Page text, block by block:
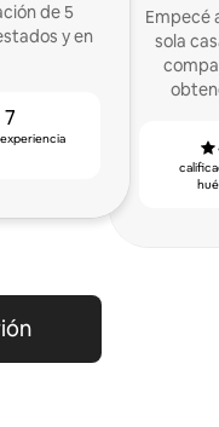
de 5
y en
7
Empecé
sola casa. Ahora, ayudo a otros